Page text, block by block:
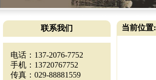
联系我们
电话：137-2076-7752
手机：13720767752
传真：029-88881559
当前位置: